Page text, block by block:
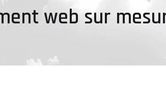
web sur